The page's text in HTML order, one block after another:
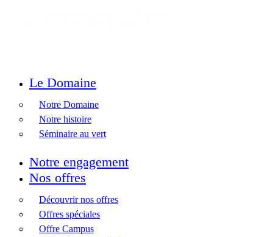
Le Domaine
Notre Domaine
Notre histoire
Séminaire au vert
Notre engagement
Nos offres
Découvrir nos offres
Offres spéciales
Offre Campus